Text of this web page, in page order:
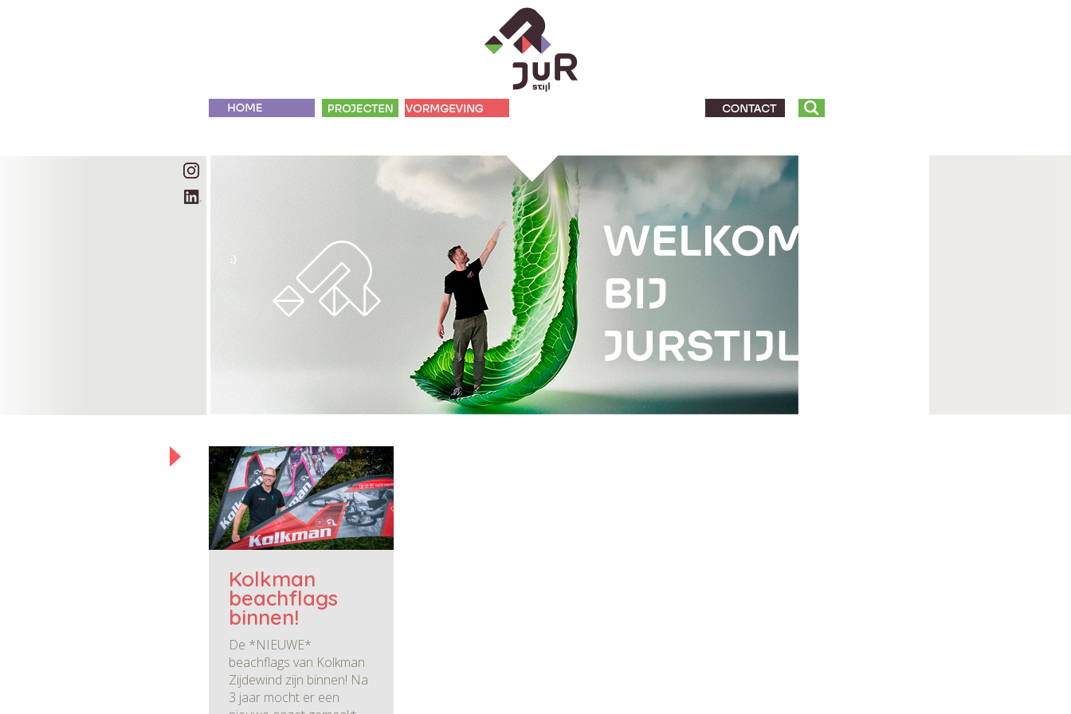
Kolkman
beachflags
binnen!
De *NIEUWE*
beachflags van Kolkman
Zijdewind zijn binnen! Na
3 jaar mocht er een